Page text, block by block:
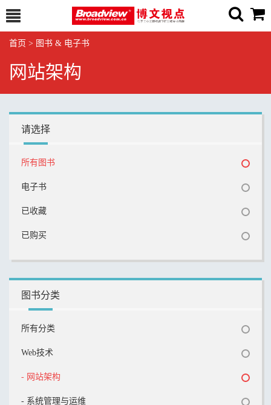
首页 > 图书 & 电子书
网站架构
请选择
所有图书
电子书
已收藏
已购买
图书分类
所有分类
Web技术
- 网站架构
- 系统管理与运维